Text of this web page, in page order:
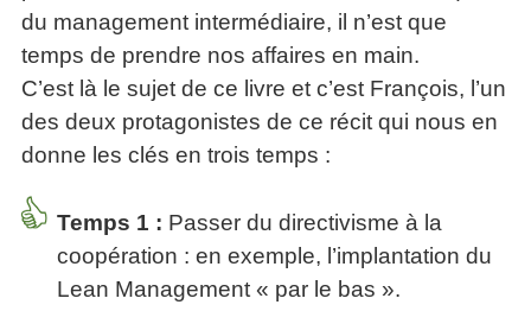
du management intermédiaire, il n’est que
temps de prendre nos affaires en main.
C’est là le sujet de ce livre et c’est François, l’un
des deux protagonistes de ce récit qui nous en
donne les clés en trois temps :
Temps 1 : Passer du directivisme à la
coopération : en exemple, l’implantation du
Lean Management « par le bas ».